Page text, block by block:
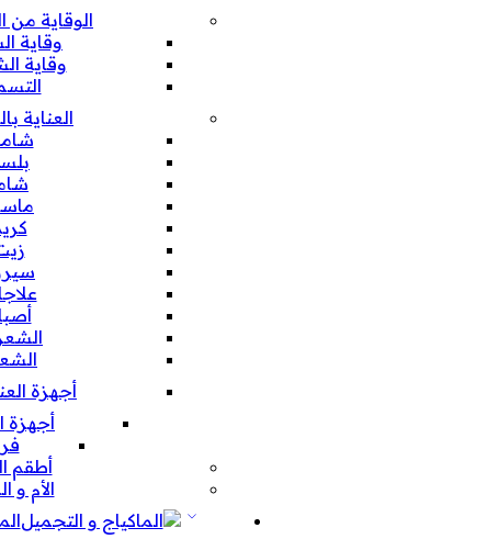
الوقاية
وقاية
وقاية
العناية
أجهزة
أجهزة
أطقم
الأم و